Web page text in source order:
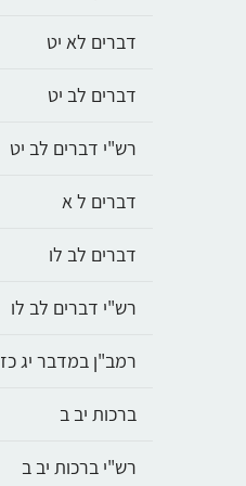
דברים לא יט
דברים לב יט
רש"י דברים לב יט
דברים ל א
דברים לב לו
רש"י דברים לב לו
רמב"ן במדבר יג כז
ברכות יב ב
רש"י ברכות יב ב